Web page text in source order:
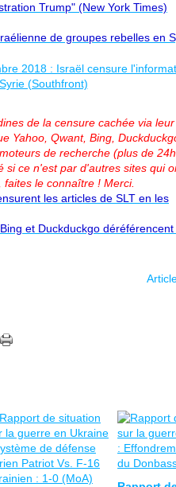
Trump" (New York Times)
de groupes rebelles en
de la censure cachée via leur
Yahoo, Qwant, Bing,
de recherche (plus de
ce n'est par d'autres sites qui
le connaître ! Merci.
les articles de SLT en les
et Duckduckgo déréférencent